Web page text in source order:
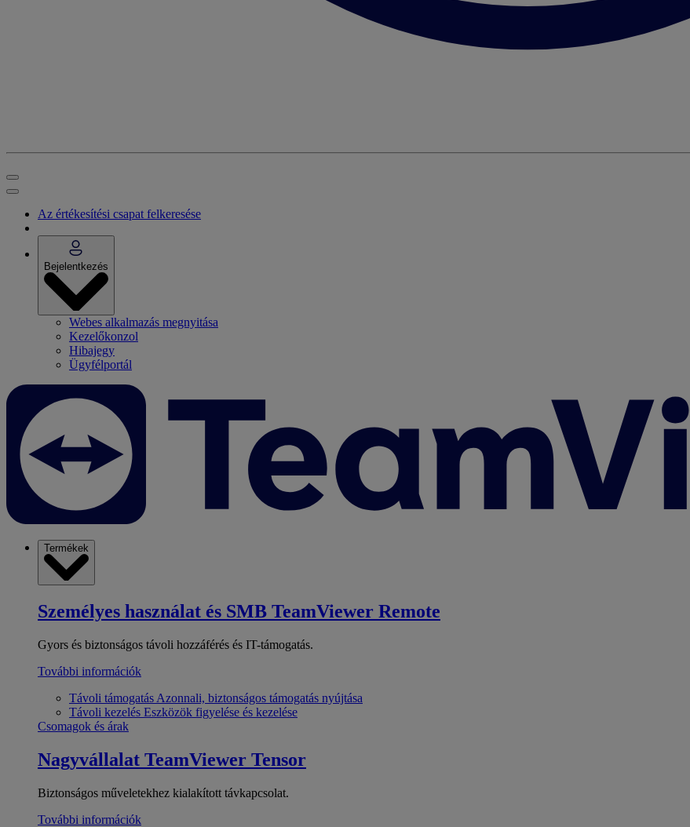
Az értékesítési csapat felkeresése
Bejelentkezés
Webes alkalmazás megnyitása
Kezelőkonzol
Hibajegy
Ügyfélportál
Termékek
Személyes használat és SMB TeamViewer Remote
Gyors és biztonságos távoli hozzáférés és IT-támogatás.
További információk
Távoli támogatás Azonnali, biztonságos támogatás nyújtása
Távoli kezelés Eszközök figyelése és kezelése
Csomagok és árak
Nagyvállalat TeamViewer Tensor
Biztonságos műveletekhez kialakított távkapcsolat.
További információk